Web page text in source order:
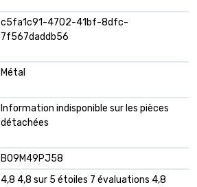
‎c5fa1c91-4702-41bf-8dfc-
7f567daddb56
‎Métal
‎Information indisponible sur les pièces
détachées
B09M49PJ58
4,8 4,8 sur 5 étoiles 7 évaluations 4,8